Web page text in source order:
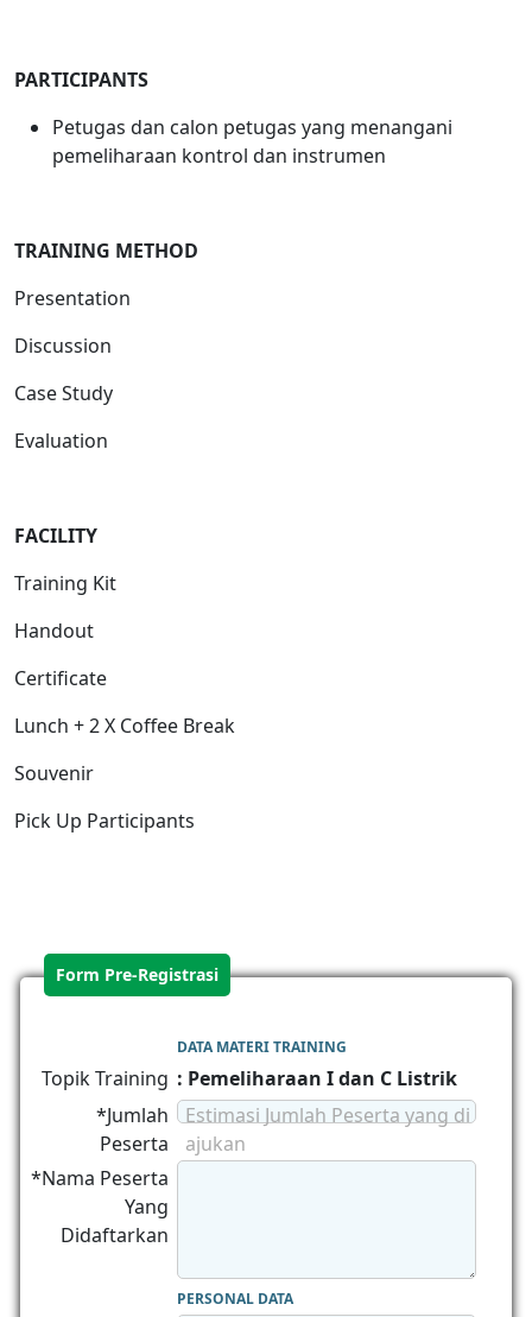
PARTICIPANTS
Petugas dan calon petugas yang menangani
pemeliharaan kontrol dan instrumen
TRAINING METHOD
Presentation
Discussion
Case Study
Evaluation
FACILITY
Training Kit
Handout
Certificate
Lunch + 2 X Coffee Break
Souvenir
Pick Up Participants
Form Pre-Registrasi
DATA MATERI TRAINING
Topik Training : Pemeliharaan I dan C Listrik
*Jumlah
Peserta
Estimasi Jumlah Peserta yang di
ajukan
*Nama Peserta
Yang
Didaftarkan
PERSONAL DATA